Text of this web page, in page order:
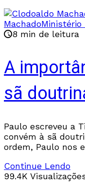
MachadoMinistério
8 min de leitura
A
sã
Paulo escreveu a
convém à sã
ordem, Paulo nos
Continue Lendo
99.4K